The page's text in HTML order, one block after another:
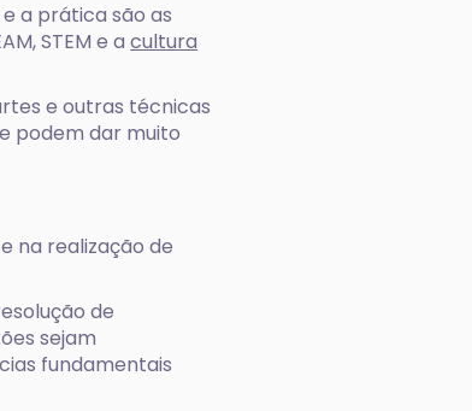
a prática são as
STEM e acultura
e outras técnicas
podem dar muito
na realização de
de
sejam
fundamentais